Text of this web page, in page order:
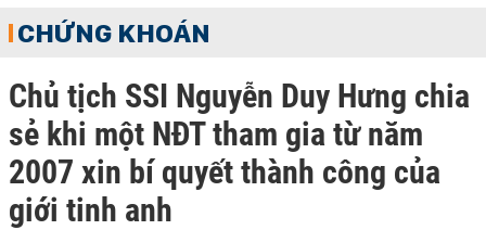
CHỨNG KHOÁN
Chủ tịch SSI Nguyễn Duy Hưng chia
sẻ khi một NĐT tham gia từ năm
2007 xin bí quyết thành công của
giới tinh anh